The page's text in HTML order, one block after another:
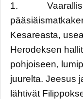
1. Vaarallisia
Kesareasta,
Herodeksen
pohjoiseen,
juurelta. Jeesus
lähtivät